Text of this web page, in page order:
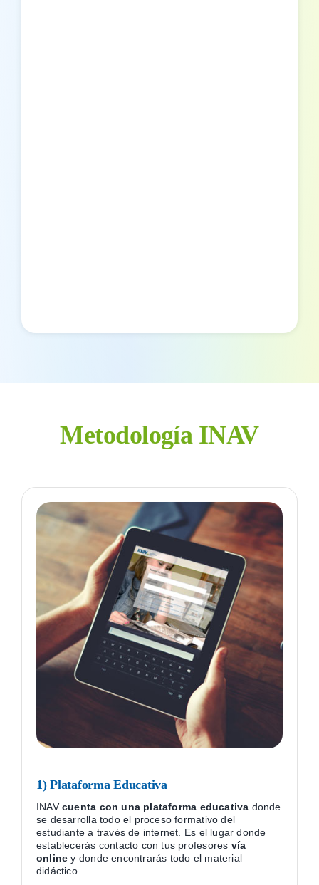
Metodología INAV
1) Plataforma Educativa
INAVcuenta con una plataforma educativa donde
se desarrolla todo el proceso formativo del
estudiante a través de internet. Es el lugar donde
establecerás contacto con tus profesores vía
online y donde encontrarás todo el material
didáctico.